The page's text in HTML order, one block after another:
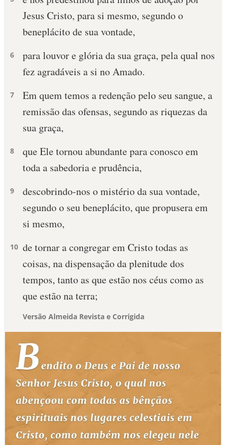
Jesus Cristo, para si mesmo, segundo o
beneplácito de sua vontade,
6
para louvor e glória da sua graça, pela qual nos
fez agradáveis a si no Amado.
7
Em quem temos a redenção pelo seu sangue, a
remissão das ofensas, segundo as riquezas da
sua graça,
8
que Ele tornou abundante para conosco em
toda a sabedoria e prudência,
9
descobrindo-nos o mistério da sua vontade,
segundo o seu beneplácito, que propusera em
si mesmo,
10 de tornar a congregar em Cristo todas as
coisas, na dispensação da plenitude dos
tempos, tanto as que estão nos céus como as
que estão na terra;
Versão Almeida Revista e Corrigida